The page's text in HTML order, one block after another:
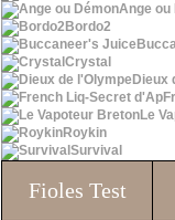
Ange ou
Bordo2
Crystal
Dieux
Le
Roykin
Survival
Fioles Test